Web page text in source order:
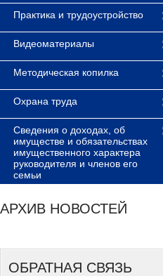
Практика и трудоустройство
Видеоматериалы
Методическая копилка
Охрана труда
Сведения о доходах, об
имуществе и обязательствах
имущественного характера
руководителя и членов его
семьи
АРХИВ НОВОСТЕЙ
ОБРАТНАЯ СВЯЗЬ